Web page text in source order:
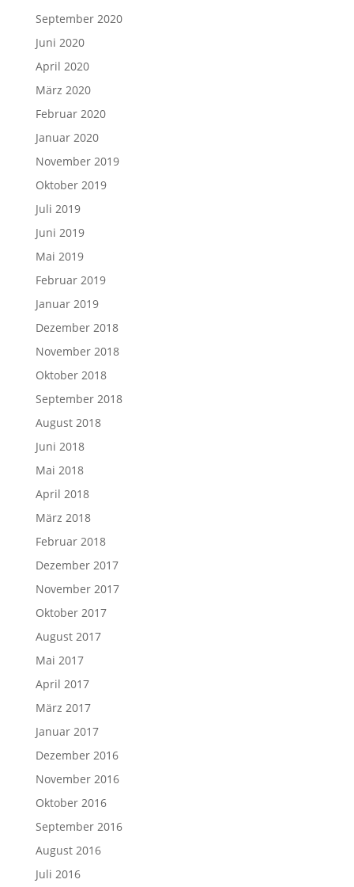
September 2020
Juni 2020
April 2020
März 2020
Februar 2020
Januar 2020
November 2019
Oktober 2019
Juli 2019
Juni 2019
Mai 2019
Februar 2019
Januar 2019
Dezember 2018
November 2018
Oktober 2018
September 2018
August 2018
Juni 2018
Mai 2018
April 2018
März 2018
Februar 2018
Dezember 2017
November 2017
Oktober 2017
August 2017
Mai 2017
April 2017
März 2017
Januar 2017
Dezember 2016
November 2016
Oktober 2016
September 2016
August 2016
Juli 2016